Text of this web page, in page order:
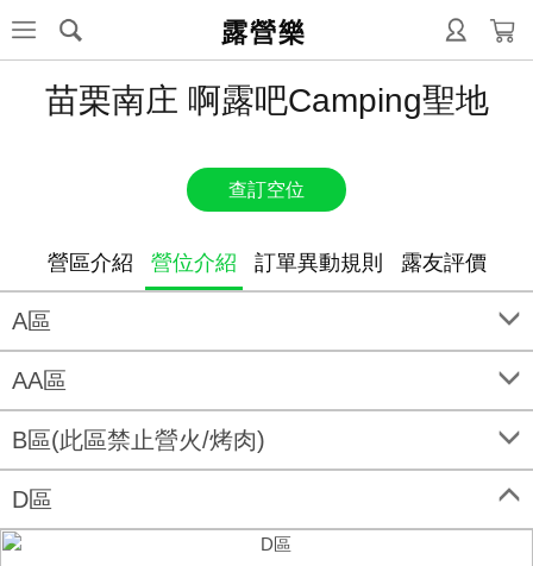
露營樂
苗栗南庄 啊露吧Camping聖地
查訂空位
營區介紹 營位介紹 訂單異動規則 露友評價
A區
AA區
B區(此區禁止營火/烤肉)
D區